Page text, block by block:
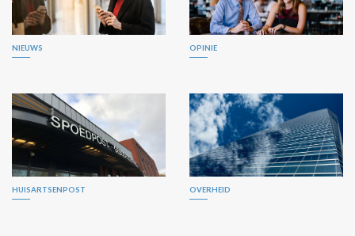
NIEUWS OPINIE
HUISARTSENPOST OVERHEID